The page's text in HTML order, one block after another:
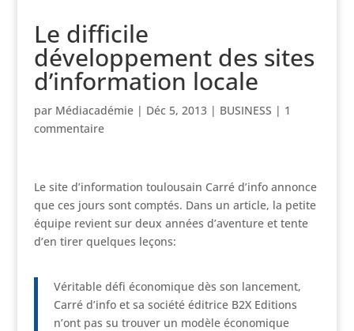
Le difficile
développement des sites
d’information locale
par Médiacadémie| Déc 5, 2013| BUSINESS | 1
commentaire
Le site d’information toulousain Carré d’info annonce
que ces jours sont comptés. Dans un article, la petite
équipe revient sur deux années d’aventure et tente
d’en tirer quelques leçons:
Véritable défi économique dès son lancement,
Carré d’info et sa société éditrice B2X Editions
n’ont pas su trouver un modèle économique